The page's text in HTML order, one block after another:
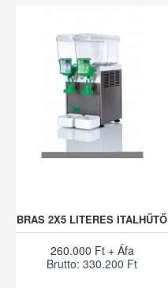
BRAS 2X5 LITERES ITALHŰTŐ
260.000 Ft + Áfa
Brutto: 330.200 Ft